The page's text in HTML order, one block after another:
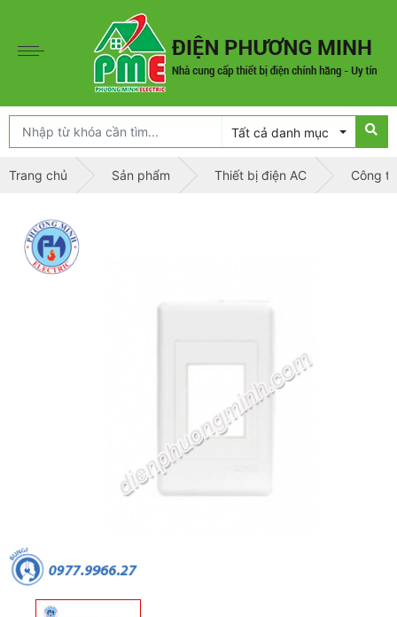
Tất cả danh mục
Trang chủ Sản phẩm Thiết bị điện AC Công